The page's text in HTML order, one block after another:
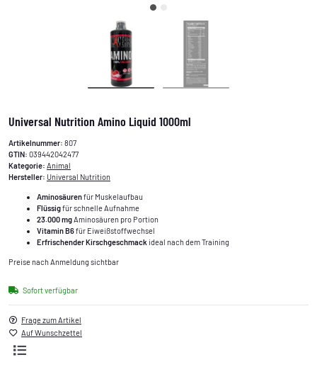
Universal Nutrition Amino Liquid 1000ml
Artikelnummer: 807
GTIN: 039442042477
Kategorie: Animal
Hersteller: Universal Nutrition
Aminosäurenfür Muskelaufbau
Flüssigfür schnelle Aufnahme
23.000 mgAminosäuren pro Portion
Vitamin B6für Eiweißstoffwechsel
Erfrischender Kirschgeschmack ideal nach dem Training
Preise nach Anmeldung sichtbar
Sofort verfügbar
Frage zum Artikel
Auf Wunschzettel